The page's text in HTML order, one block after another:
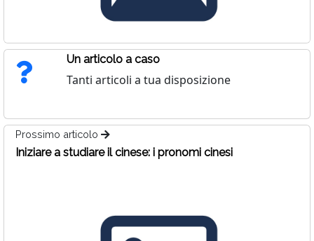
Un articolo a caso
Tanti articoli a tua disposizione
Prossimo articolo
Iniziare a studiare il cinese: i pronomi cinesi